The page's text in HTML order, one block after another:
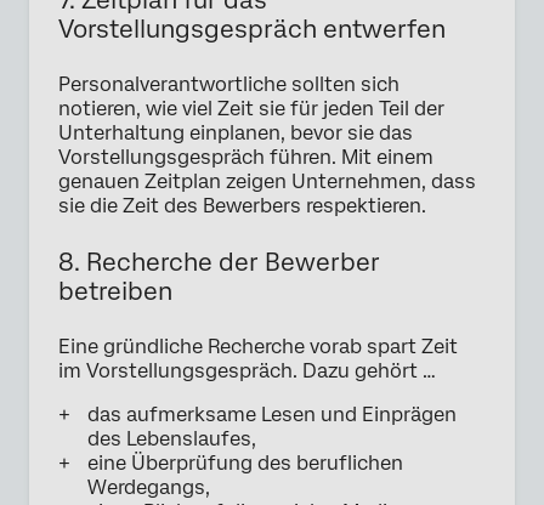
Vorstellungsgespräch entwerfen
Personalverantwortliche sollten sich
notieren, wie viel Zeit sie für jeden Teil der
Unterhaltung einplanen, bevor sie das
Vorstellungsgespräch führen. Mit einem
genauen Zeitplan zeigen Unternehmen, dass
sie die Zeit des Bewerbers respektieren.
8. Recherche der Bewerber
betreiben
Eine gründliche Recherche vorab spart Zeit
im Vorstellungsgespräch. Dazu gehört …
das aufmerksame Lesen und Einprägen
des Lebenslaufes,
eine Überprüfung des beruflichen
Werdegangs,